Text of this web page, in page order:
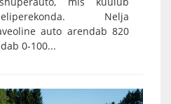
Nelja
auto arendab 820
0-100...